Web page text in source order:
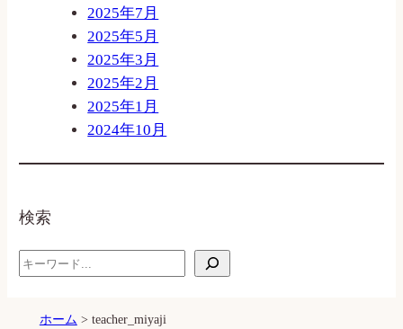
2025年7月
2025年5月
2025年3月
2025年2月
2025年1月
2024年10月
検索
S
ホーム > teacher_miyaji